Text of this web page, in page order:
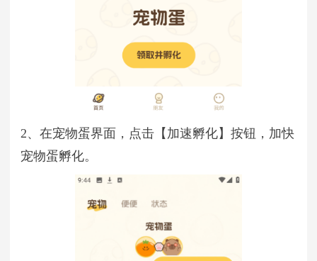
2、在宠物蛋界面，点击【加速孵化】按钮，加快
宠物蛋孵化。